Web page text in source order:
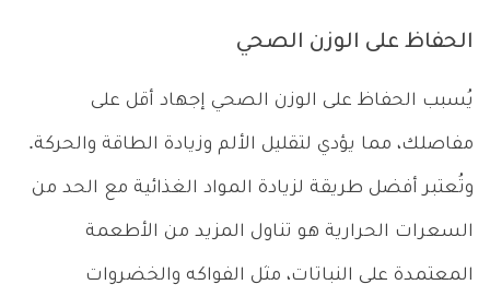
الحفاظ على الوزن الصحي
يُسبب الحفاظ على الوزن الصحي إجهاد أقل على
مفاصلك، مما يؤدي لتقليل الألم وزيادة الطاقة والحركة.
وتُعتبر أفضل طريقة لزيادة المواد الغذائية مع الحد من
السعرات الحرارية هو تناول المزيد من الأطعمة
المعتمدة على النباتات، مثل الفواكه والخضروات